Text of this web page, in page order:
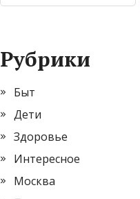
Рубрики
Быт
Дети
Здоровье
Интересное
Москва